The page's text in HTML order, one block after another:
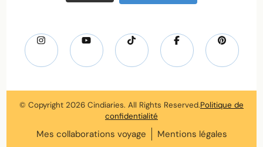
© Copyright 2026 Cindiaries. All Rights Reserved.Politique de
confidentialité
Mes collaborations voyage Mentions légales